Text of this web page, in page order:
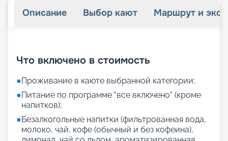
Описание Выбор кают Маршрут и
Что включено в стоимость
●Проживание в каюте выбранной категории;
●Питание по программе "все включено" (кроме
напитков);
●Безалкогольные напитки (фильтрованная вода,
молоко, чай, кофе (обычный и без кофеина),